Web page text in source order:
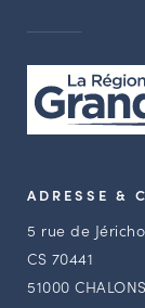
ADRESSE &
5 rue de Jéricho
CS 70441
51000